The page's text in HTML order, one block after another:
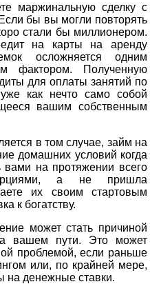
маржинальную сделку с
бы вы могли повторять
стали бы миллионером.
на карты на аренду
осложняется одним
фактором. Полученную
для оплаты занятий по
как нечто само собой
вашим собственным
в том случае, займ на
домашних условий когда
вами на протяжении всего
а не пришла
их своим стартовым
к богатству.
может стать причиной
вашем пути. Это может
проблемой, если раньше
или, по крайней мере,
на денежные ставки.